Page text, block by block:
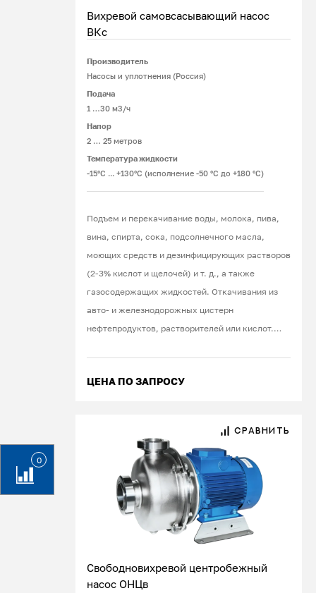
0
Вихревой самовсасывающий насос
ВКс
Производитель
Насосы и уплотнения (Россия)
Подача
1 …30 м3/ч
Напор
2 … 25 метров
Температура жидкости
-15°С ... +130°С (исполнение -50 °С до +180 °С)
Подъем и перекачивание воды, молока, пива,
вина, спирта, сока, подсолнечного масла,
моющих средств и дезинфицирующих растворов
(2-3% кислот и щелочей) и т. д., а также
газосодержащих жидкостей. Откачивания из
авто- и железнодорожных цистерн
нефтепродуктов, растворителей или кислот.
ЦЕНА ПО ЗАПРОСУ
СРАВНИТЬ
Свободновихревой центробежный
насос ОНЦв